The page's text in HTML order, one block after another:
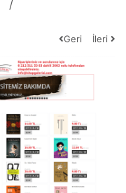
Geri İleri